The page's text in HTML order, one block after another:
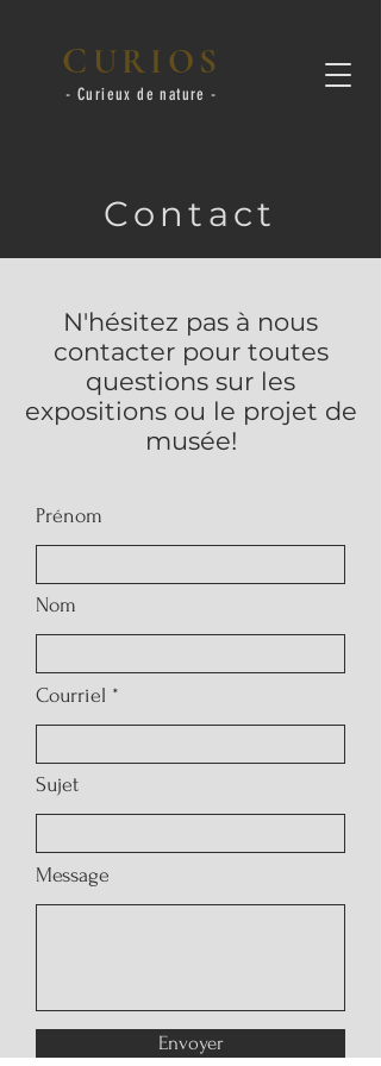
C URIOS
- Curieux de nature -
Contact
N'hésitez pas à nous
contacter pour toutes
questions sur les
expositions ou le projet de
musée!
Prénom
Nom
Courriel
Sujet
Message
Envoyer